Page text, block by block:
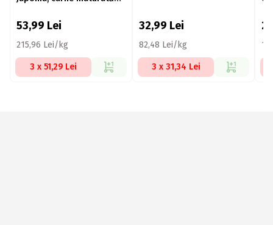
53,99 Lei
215,96 Lei/kg
3 x 51,29 Lei
32,99 Lei
82,48 Lei/kg
3 x 31,34 Lei